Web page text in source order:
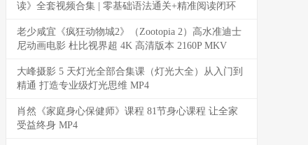
读》全套视频合集 | 零基础语法通关+精准阅读闭环
老少咸宜《疯狂动物城2》（Zootopia 2）高水准迪士
尼动画电影 杜比视界超 4K 高清版本 2160P MKV
大峰摄影 5 天灯光全部合集课（灯光大全）从入门到
精通 打造专业级灯光思维 MP4
肖然《家庭身心保健师》课程 81节身心课程 让全家
受益终身 MP4